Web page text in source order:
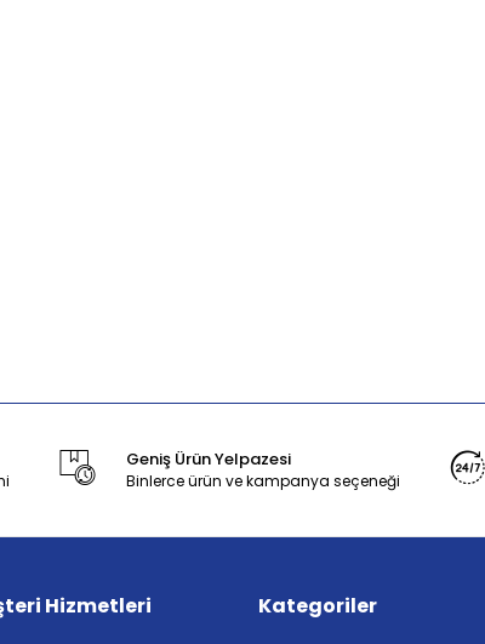
Geniş Ürün Yelpazesi
Binlerce ürün ve kampanya seçeneği
Hizmetleri Kategoriler